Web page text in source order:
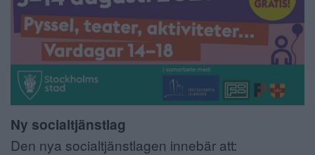
Ny socialtjänstlag
Den nya socialtjänstlagen innebär att: